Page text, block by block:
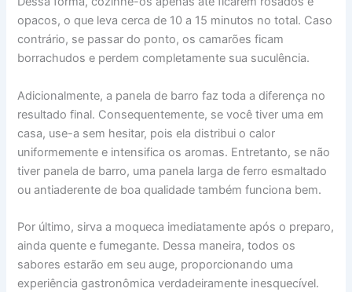
opacos, o que leva cerca de 10 a 15 minutos no total. Caso
contrário, se passar do ponto, os camarões ficam
borrachudos e perdem completamente sua suculência.
Adicionalmente, a panela de barro faz toda a diferença no
resultado final. Consequentemente, se você tiver uma em
casa, use-a sem hesitar, pois ela distribui o calor
uniformemente e intensifica os aromas. Entretanto, se não
tiver panela de barro, uma panela larga de ferro esmaltado
ou antiaderente de boa qualidade também funciona bem.
Por último, sirva a moqueca imediatamente após o preparo,
ainda quente e fumegante. Dessa maneira, todos os
sabores estarão em seu auge, proporcionando uma
experiência gastronômica verdadeiramente inesquecível.